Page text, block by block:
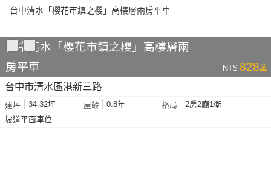
台中清水「櫻花市鎮之櫻」高樓層兩
房平車
NT$ 828萬
台中市清水區港新三路
建坪 34.32坪 屋齡 0.8年 格局
2房2廳1衛
坡道平面車位